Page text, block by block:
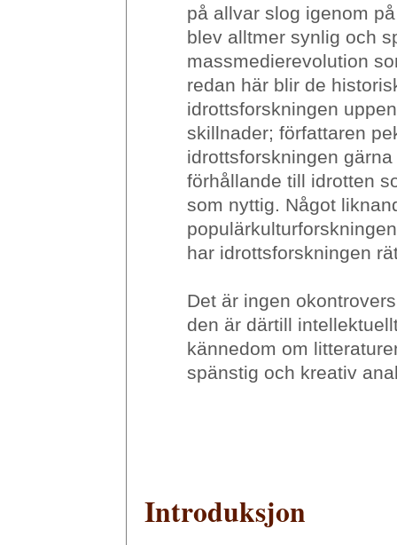
på allvar slog igenom
blev alltmer synlig och
massmedierevolution
redan här blir de
idrottsforskningen
skillnader; författaren
idrottsforskningen
förhållande till idrotten
som nyttig. Något
har idrottsforskningen
Det är ingen
den är därtill
kännedom om
spänstig och kreativ
Introduksjon